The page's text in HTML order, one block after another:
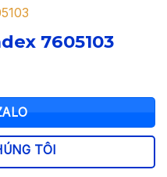
7605103
₫.
TÔI